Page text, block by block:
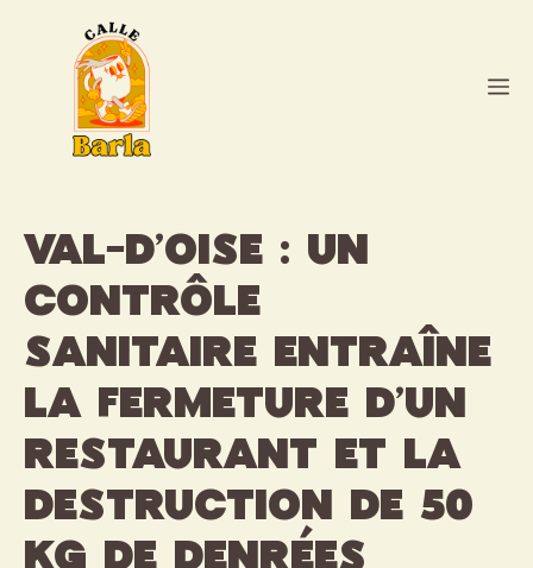
Val-d’Oise : Un
contrôle
sanitaire entraîne
la fermeture d’un
restaurant et la
destruction de 50
kg de denrées